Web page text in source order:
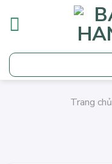
qua
dung
Tìm
kiếm:
Trang chủ